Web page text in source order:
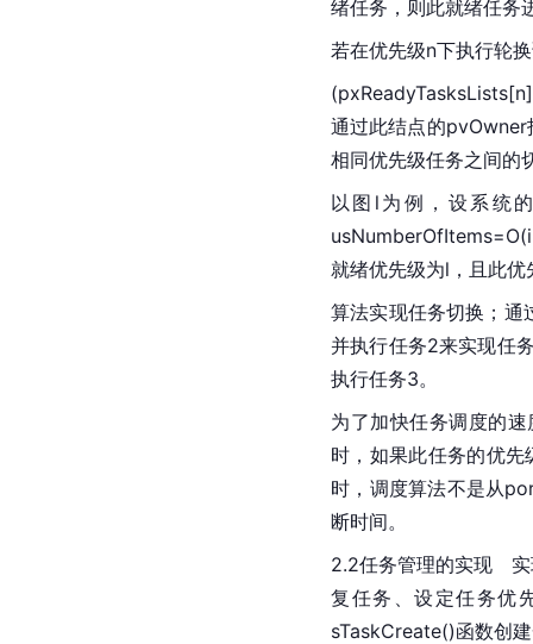
绪任务，则此就绪任务
若在优先级n下执行轮
通过此结点的pvOwner
相同优先级任务之间的
以图l为例，设系统
就绪优先级为l，且此
算法实现任务切换；
并执行任务2来实现任
执行任务3。
为了加快任务调度的
时，如果此任务的优
时，调度算法不是从
断时间。
2.2任务管理的实现　
复任务、设定任务优
sTaskCreate()函数创